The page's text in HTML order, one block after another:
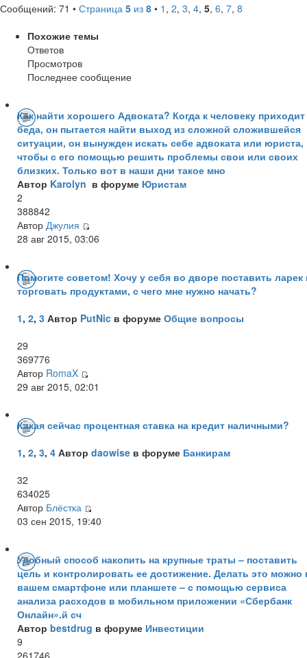
Сообщений: 71 • Страница 5 из 8 • 1 , 2, 3, 4, 5, 6, 7, 8
Похожие темы
Ответов
Просмотров
Последнее сообщение
Как найти хорошего Адвоката? Когда к человеку приходит
беда, он пытается найти выход из сложной сложившейся
ситуации, он вынужден искать себе адвоката или юриста,
чтобы с его помощью решить проблемы свои или своих
близких. Только вот в наши дни такое мно
Автор Karolyn в форуме Юристам
2
388842
Автор Джулия
28 авг 2015, 03:06
Помогите советом! Хочу у себя во дворе поставить ларек
торговать продуктами, с чего мне нужно начать?
1, 2, 3 Автор PutNic в форуме Общие вопросы
29
369776
Автор RomaX
29 авг 2015, 02:01
Какая сейчас процентная ставка на кредит наличными?
1, 2, 3, 4 Автор daowise в форуме Банкирам
32
634025
Автор Блёстка
03 сен 2015, 19:40
Удобный способ накопить на крупные траты – поставить
цель и контролировать ее достижение. Делать это можно
вашем смартфоне или планшете – с помощью сервиса
анализа расходов в мобильном приложении «Сбербанк
Онлайн».й сч
Автор bestdrug в форуме Инвестиции
9
261746